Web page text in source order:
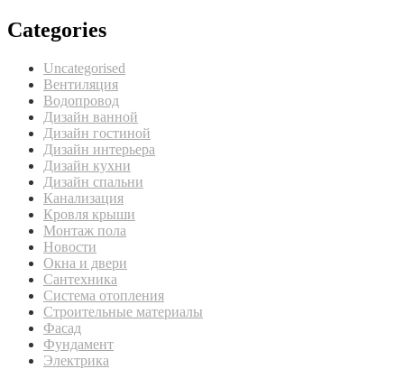
Categories
Uncategorised
Вентиляция
Водопровод
Дизайн ванной
Дизайн гостиной
Дизайн интерьера
Дизайн кухни
Дизайн спальни
Канализация
Кровля крыши
Монтаж пола
Новости
Окна и двери
Сантехника
Система отопления
Строительные материалы
Фасад
Фундамент
Электрика